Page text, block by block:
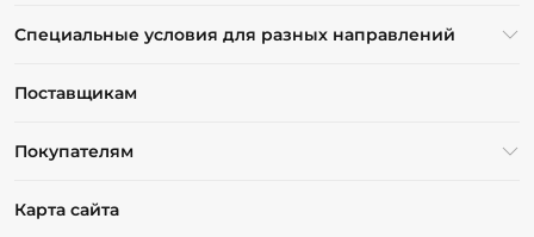
Специальные условия для разных направлений
Поставщикам
Покупателям
Карта сайта